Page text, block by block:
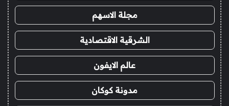
مجلة الاسهم
الشرقية الاقتصادية
عالم الايفون
مدونة كوكان